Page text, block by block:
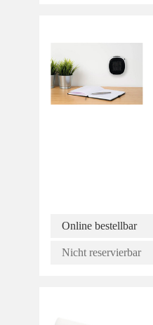
Online bestellbar
Nicht reservierbar